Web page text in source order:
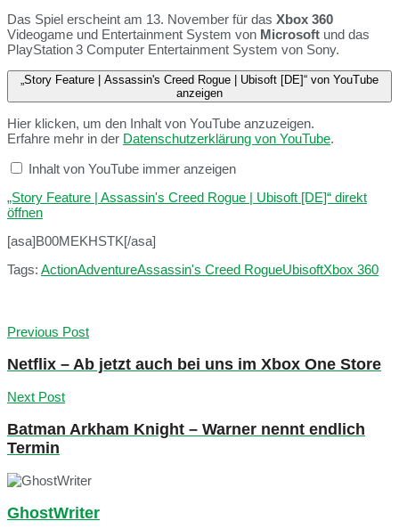
Das Spiel erscheint am 13. November für das Xbox 360
Videogame und Entertainment System von Microsoft und das
PlayStation3 Computer Entertainment System von Sony.
„Story Feature | Assassin's Creed Rogue | Ubisoft [DE]“ von YouTube
anzeigen
Hier klicken, um den Inhalt von YouTube anzuzeigen.
Erfahre mehr in der Datenschutzerklärung von YouTube.
Inhalt von YouTube immer anzeigen
„Story Feature | Assassin's Creed Rogue | Ubisoft [DE]“ direkt
öffnen
[asa]B00MEKHSTK[/asa]
Tags: ActionAdventureAssassin's Creed RogueUbisoftXbox 360
Previous Post
Netflix – Ab jetzt auch bei uns im Xbox One Store
Next Post
Batman Arkham Knight – Warner nennt endlich
Termin
GhostWriter